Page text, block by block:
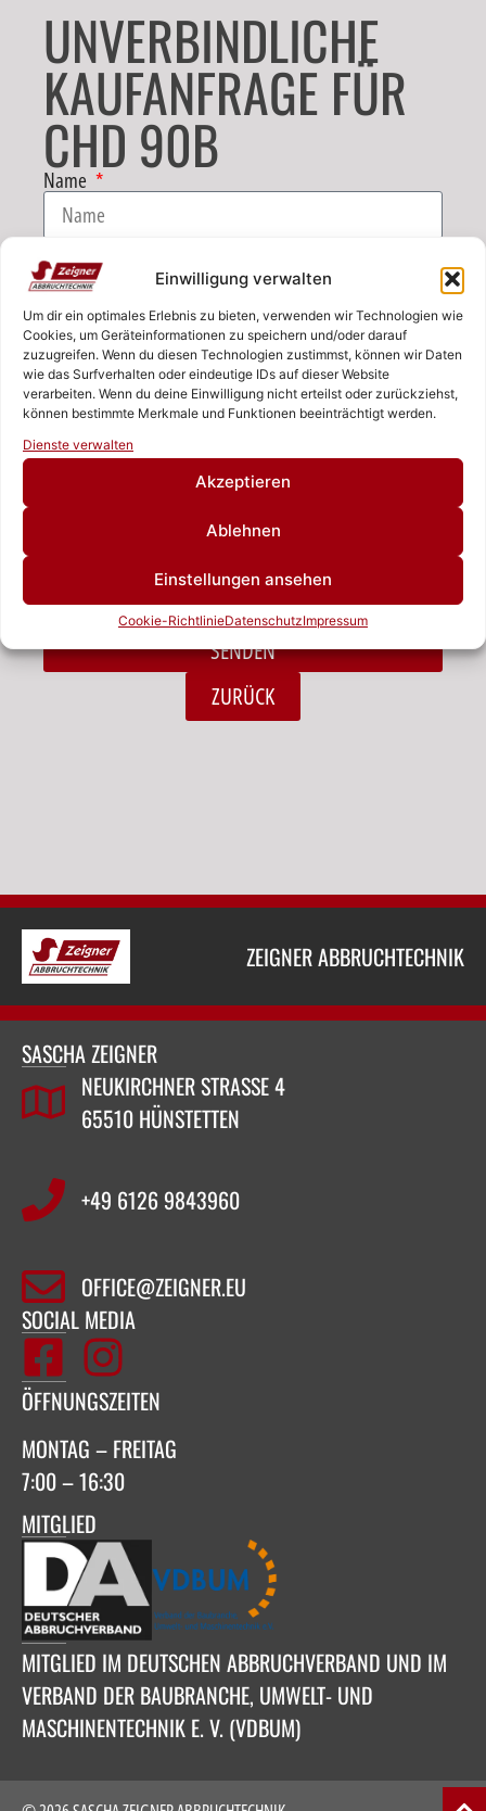
Einwilligung verwalten
Um dir ein optimales Erlebnis zu bieten, verwenden wir Technologien wie
Cookies, um Geräteinformationen zu speichern und/oder darauf
zuzugreifen. Wenn du diesen Technologien zustimmst, können wir Daten
wie das Surfverhalten oder eindeutige IDs auf dieser Website
verarbeiten. Wenn du deine Einwilligung nicht erteilst oder zurückziehst,
können bestimmte Merkmale und Funktionen beeinträchtigt werden.
Dienste verwalten
Akzeptieren
Ablehnen
Einstellungen ansehen
Cookie-RichtlinieDatenschutzImpressum
UNVERBINDLICHE
KAUFANFRAGE FÜR
CHD 90B
Name
E-Mail
Telefon
Nachricht
Ich habe die Datenschutzerklärung zur Kenntnis
genommen.*
SENDEN
ZURÜCK
ZEIGNER ABBRUCHTECHNIK
SASCHA ZEIGNER
NEUKIRCHNER STRASSE 4
65510 HÜNSTETTEN
+49 6126 9843960‬
OFFICE@ZEIGNER.EU
SOCIAL MEDIA
ÖFFNUNGSZEITEN
MONTAG – FREITAG
7:00 – 16:30
MITGLIED
MITGLIED IM DEUTSCHEN ABBRUCHVERBAND UND IM
VERBAND DER BAUBRANCHE, UMWELT- UND
MASCHINENTECHNIK E. V. (VDBUM)
Rufen Sie uns an!